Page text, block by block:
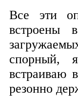
Все эти
встроены
спорный,
встраиваю
резонно